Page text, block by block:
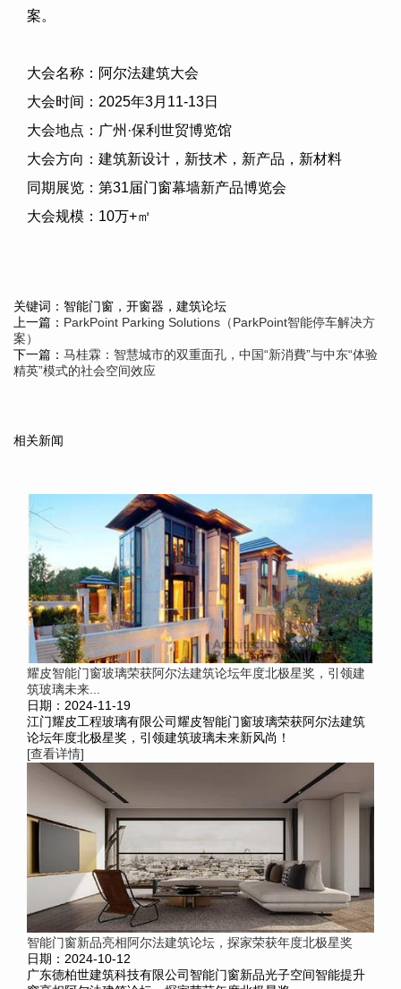
案。
大会名称：阿尔法建筑大会
大会时间： 2025年3月 11-13日
大会地点：广州·保利世贸博览馆
大会方向：建筑新设计，新技术，新产品，新材料
同期展览：第31届门窗幕墙新产品博览会
大会规模： 10万+㎡
关键词：智能门窗，开窗器，建筑论坛
上一篇： ParkPoint Parking Solutions（ParkPoint智能停车解决方
案）
下一篇： 马桂霖：智慧城市的双重面孔，中国“新消費”与中东“体验
精英”模式的社会空间效应
相关新闻
耀皮智能门窗玻璃荣获阿尔法建筑论坛年度北极星奖，引领建
筑玻璃未来...
日期：2024-11-19
江门耀皮工程玻璃有限公司耀皮智能门窗玻璃荣获阿尔法建筑
论坛年度北极星奖，引领建筑玻璃未来新风尚！
[查看详情]
智能门窗新品亮相阿尔法建筑论坛，探家荣获年度北极星奖
日期：2024-10-12
广东德柏世建筑科技有限公司智能门窗新品光子空间智能提升